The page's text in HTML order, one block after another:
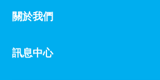
關於我們
訊息中心